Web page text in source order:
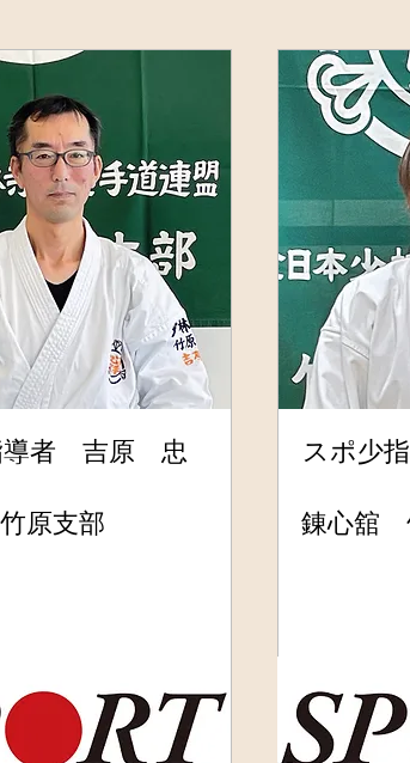
導者 吉原 忠
原支部
スポ少
錬心舘